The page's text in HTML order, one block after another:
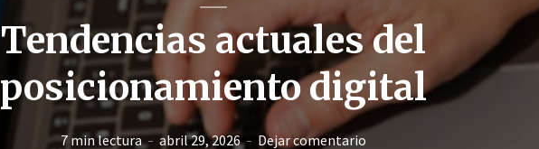
Tendencias actuales del
posicionamiento digital
7 min lectura abril 29, 2026 Dejar comentario